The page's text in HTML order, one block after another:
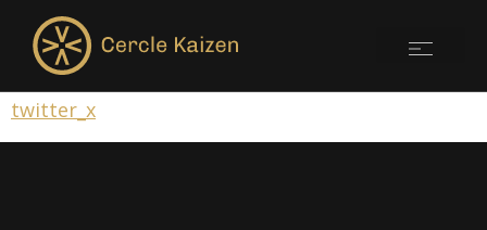
twitter_x